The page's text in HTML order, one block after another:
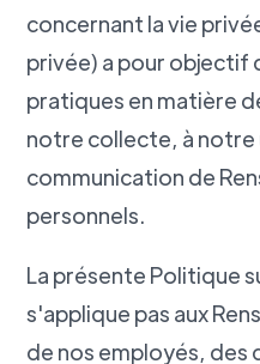
concernant la vie
privée) a pour objectif
pratiques en matière
notre collecte, à
communication de
personnels.
La présente Politique
s'applique pas aux
de nos employés, des